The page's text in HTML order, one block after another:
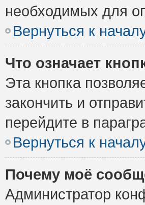
необходимых для
Вернуться к
Что означает
Эта кнопка
закончить и
перейдите в
Вернуться к
Почему моё
Администратор